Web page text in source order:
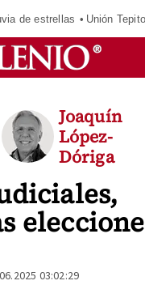
de estrellas Unión Tepito
Joaquín
López-
Dóriga
03:02:29